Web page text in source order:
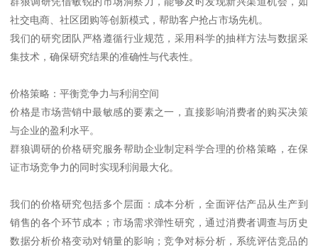
社交电商、社区团购等创新模式，帮助客户抢占市场先机。
我们的研究团队严格遵循行业规范，采用科学的抽样方法与数据采
集技术，确保研究结果的准确性与代表性。
价格策略：平衡竞争力与利润空间
价格是市场营销中最敏感的要素之一，直接影响消费者的购买决策
与企业的盈利水平。
群狼调研的价格研究服务帮助企业制定科学合理的价格策略，在保
证市场竞争力的同时实现利润最大化。
我们的价格研究包括多个层面：成本分析，全面评估产品从生产到
销售的各个环节成本；市场需求弹性研究，通过消费者调查与历史
数据分析价格变动对销量的影响；竞争对标分析，系统评估竞品的